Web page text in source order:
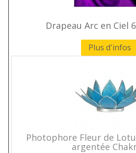
Drapeau Arc en Ciel
Plus d'infos
Photophore Fleur de
argentée